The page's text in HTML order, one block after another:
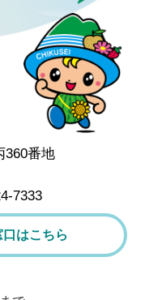
筑西市
360番地
7333
はこちら